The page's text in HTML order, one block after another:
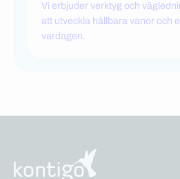
Vi erbjuder verktyg och
att utveckla hållbara vanor och
vardagen.